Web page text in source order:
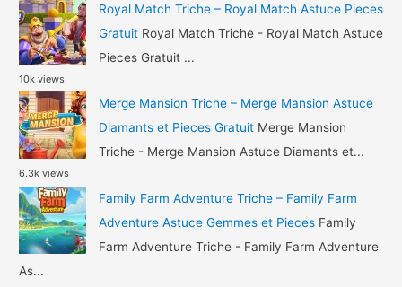
:
Royal Match Triche – Royal Match Astuce Pieces
Gratuit Royal Match Triche - Royal Match Astuce
Pieces Gratuit ...
10k views
Merge Mansion Triche – Merge Mansion Astuce
Diamants et Pieces Gratuit Merge Mansion
Triche - Merge Mansion Astuce Diamants et...
6.3k views
Family Farm Adventure Triche – Family Farm
Adventure Astuce Gemmes et Pieces Family
Farm Adventure Triche - Family Farm Adventure
As...